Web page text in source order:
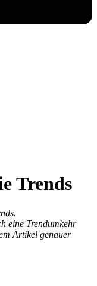
Trends
eine Trendumkehr
Artikel genauer